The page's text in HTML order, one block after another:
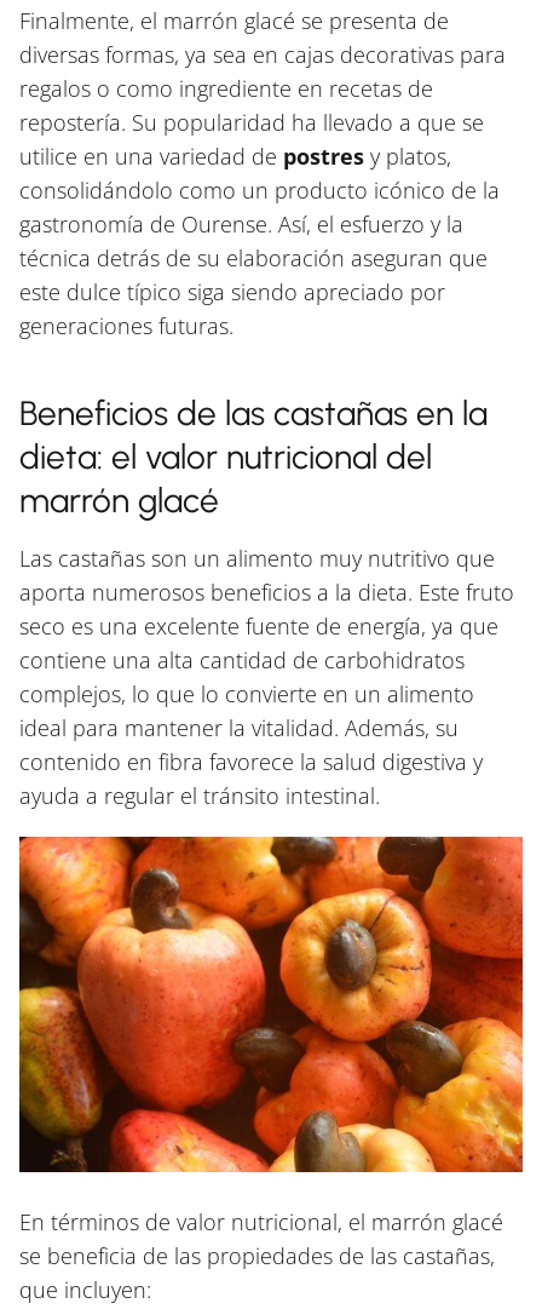
Finalmente, el marrón glacé se presenta de
diversas formas, ya sea en cajas decorativas para
regalos o como ingrediente en recetas de
repostería. Su popularidad ha llevado a que se
utilice en una variedad de postres y platos,
consolidándolo como un producto icónico de la
gastronomía de Ourense. Así, el esfuerzo y la
técnica detrás de su elaboración aseguran que
este dulce típico siga siendo apreciado por
generaciones futuras.
Beneficios de las castañas en la
dieta: el valor nutricional del
marrón glacé
Las castañas son un alimento muy nutritivo que
aporta numerosos beneficios a la dieta. Este fruto
seco es una excelente fuente de energía, ya que
contiene una alta cantidad de carbohidratos
complejos, lo que lo convierte en un alimento
ideal para mantener la vitalidad. Además, su
contenido en fibra favorece la salud digestiva y
ayuda a regular el tránsito intestinal.
En términos de valor nutricional, el marrón glacé
se beneficia de las propiedades de las castañas,
que incluyen: